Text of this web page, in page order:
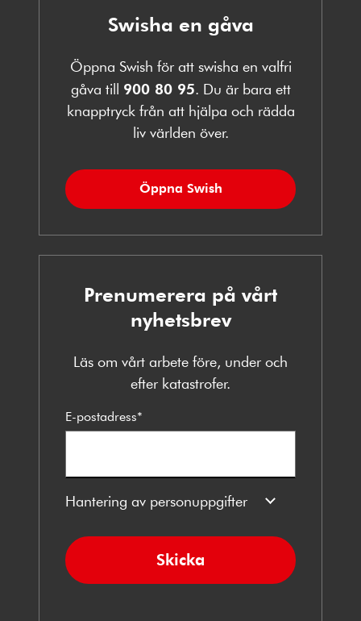
Swisha en gåva
Öppna Swish för att swisha en valfri
gåva till 900 80 95. Du är bara ett
knapptryck från att hjälpa och rädda
liv världen över.
Öppna Swish
Prenumerera på vårt
nyhetsbrev
Läs om vårt arbete före, under och
efter katastrofer.
E-postadress*
Hantering av personuppgifter
Skicka